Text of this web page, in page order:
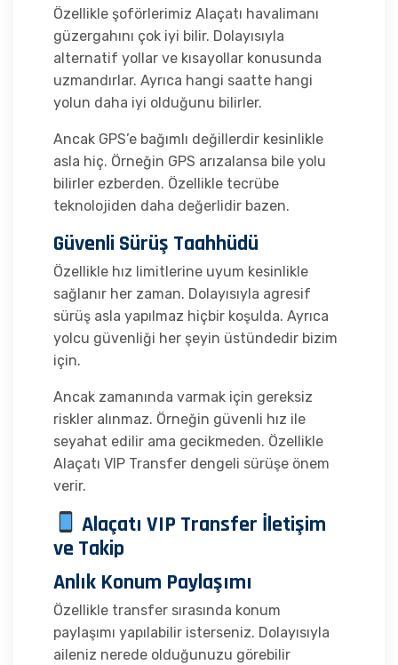
Özellikle şoförlerimiz Alaçatı havalimanı
güzergahını çok iyi bilir. Dolayısıyla
alternatif yollar ve kısayollar konusunda
uzmandırlar. Ayrıca hangi saatte hangi
yolun daha iyi olduğunu bilirler.
Ancak GPS’e bağımlı değillerdir kesinlikle
asla hiç. Örneğin GPS arızalansa bile yolu
bilirler ezberden. Özellikle tecrübe
teknolojiden daha değerlidir bazen.
Güvenli Sürüş Taahhüdü
Özellikle hız limitlerine uyum kesinlikle
sağlanır her zaman. Dolayısıyla agresif
sürüş asla yapılmaz hiçbir koşulda. Ayrıca
yolcu güvenliği her şeyin üstündedir bizim
için.
Ancak zamanında varmak için gereksiz
riskler alınmaz. Örneğin güvenli hız ile
seyahat edilir ama gecikmeden. Özellikle
Alaçatı VIP Transfer dengeli sürüşe önem
verir.
Alaçatı VIP Transfer İletişim
ve Takip
Anlık Konum Paylaşımı
Özellikle transfer sırasında konum
paylaşımı yapılabilir isterseniz. Dolayısıyla
aileniz nerede olduğunuzu görebilir